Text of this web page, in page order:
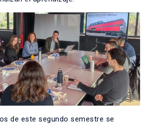
de este segundo semestre se